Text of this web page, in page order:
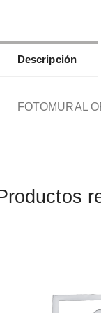
Descripción
FOTOMURAL